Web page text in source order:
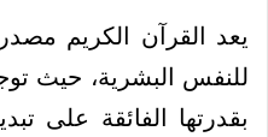
يعد القرآن الكريم
للنفس البشرية، حيث
بقدرتها الفائقة على